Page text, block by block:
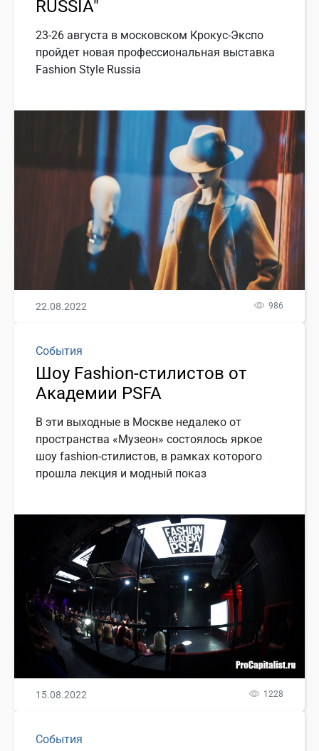
RUSSIA"
23-26 августа в московском Крокус-Экспо
пройдет новая профессиональная выставка
Fashion Style Russia
22.08.2022 986
События
Шоу Fashion-стилистов от
Академии PSFA
В эти выходные в Москве недалеко от
пространства «Музеон» состоялось яркое
шоу fashion-стилистов, в рамках которого
прошла лекция и модный показ
15.08.2022 1228
События